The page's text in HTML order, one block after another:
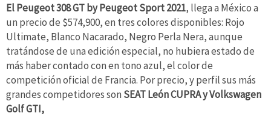
El Peugeot 308 GT by Peugeot Sport 2021, llega a México a
un precio de $574,900, en tres colores disponibles: Rojo
Ultimate, Blanco Nacarado, Negro Perla Nera, aunque
tratándose de una edición especial, no hubiera estado de
más haber contado con en tono azul, el color de
competición oficial de Francia. Por precio, y perfil sus más
grandes competidores son SEAT León CUPRA y Volkswagen
Golf GTI,